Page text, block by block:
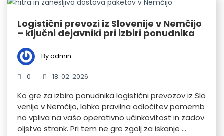
Logistični prevozi iz Slovenije v Nemčijo
– ključni dejavniki pri izbiri ponudnika
By admin
0 18. 02. 2026
Ko gre za izbiro ponudnika logistični prevozov iz Slo
venije v Nemčijo, lahko pravilna odločitev pomemb
no vpliva na vašo operativno učinkovitost in zadov
oljstvo strank. Pri tem ne gre zgolj za iskanje ...